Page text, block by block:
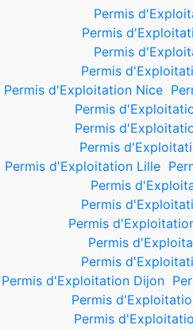
Permis
Permis
Permis
Permis
Permis d'Exploitation Nice
Permis
Permis
Permis
Permis d'Exploitation Lille
Permis
Permis
Permis
Permis
Permis
Permis d'Exploitation Dijon
Permis
Permis